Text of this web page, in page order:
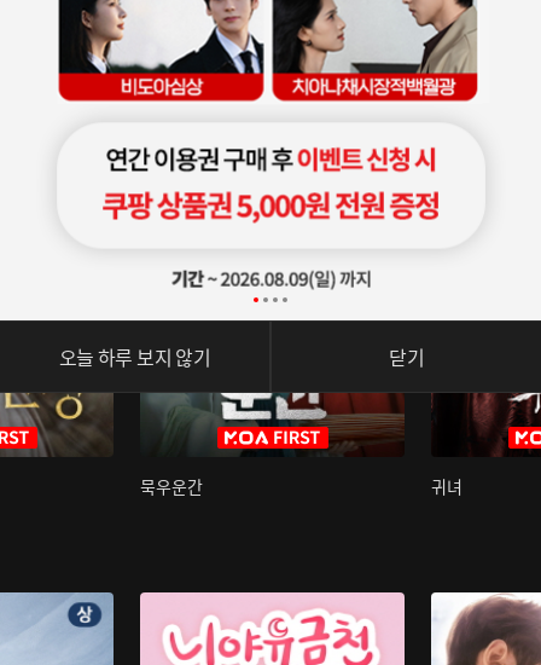
묵우운간 귀녀
오늘 하루 보지 않기 닫기